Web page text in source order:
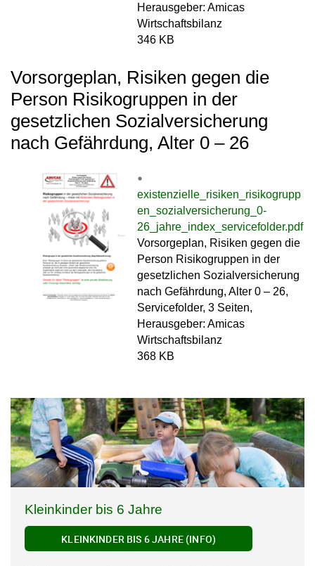
Herausgeber: Amicas
Wirtschaftsbilanz
346 KB
Vorsorgeplan, Risiken gegen die
Person Risikogruppen in der
gesetzlichen Sozialversicherung
nach Gefährdung, Alter 0 – 26
existenzielle_risiken_risikogrupp
en_sozialversicherung_0-
26_jahre_index_servicefolder.pdf
Vorsorgeplan, Risiken gegen die
Person Risikogruppen in der
gesetzlichen Sozialversicherung
nach Gefährdung, Alter 0 – 26,
Servicefolder, 3 Seiten,
Herausgeber: Amicas
Wirtschaftsbilanz
368 KB
Kleinkinder bis 6 Jahre
KLEINKINDER BIS 6 JAHRE (INFO)